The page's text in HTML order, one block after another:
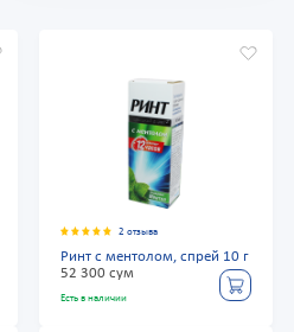
2 отзыва
Ринт с ментолом, спрей 10 г
52 300 сум
Есть в наличии